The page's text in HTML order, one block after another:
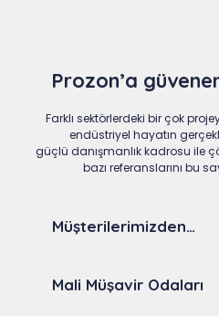
Prozon’a
Farklı sektörlerdeki bir çok
endüstriyel hayatın
güçlü danışmanlık kadrosu ile
bazı referanslarını bu
Müşterilerimizden…
Mali Müşavir Odaları